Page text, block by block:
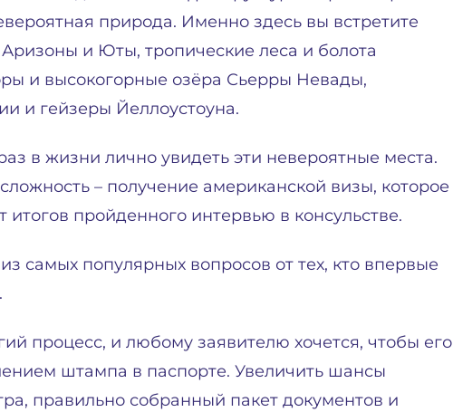
природа. Именно здесь вы встретите
и Юты, тропические леса и болота
и высокогорные озёра Сьерры Невады,
и гейзеры Йеллоустоуна.
в жизни лично увидеть эти невероятные места.
– получение американской визы, которое
итогов пройденного интервью в консульстве.
самых популярных вопросов от тех, кто впервые
процесс, и любому заявителю хочется, чтобы его
штампа в паспорте. Увеличить шансы
правильно собранный пакет документов и